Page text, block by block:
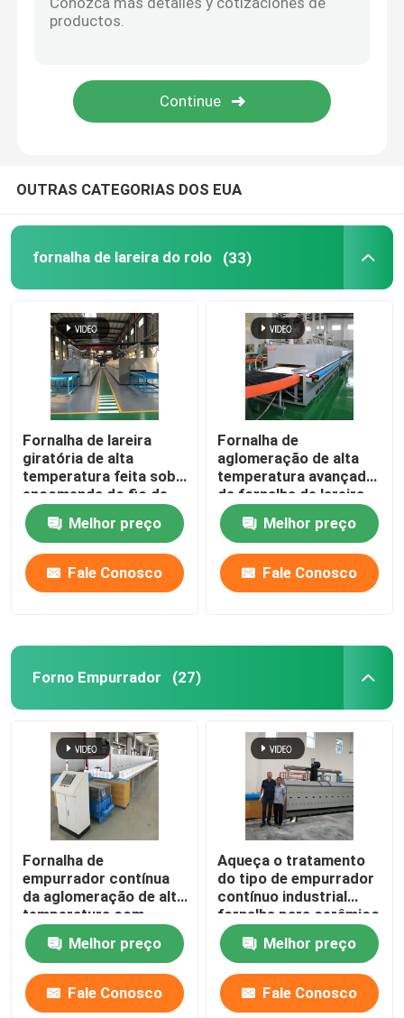
fornalha do trole
estufa da lareira do rolo
Mobília da estufa
estufa cerâmica
fornalha de aglomeração
Fornalha material do ânodo e do cátodo
Fornos de secagem
Forno de tratamento térmico
OUTRAS CATEGORIAS DOS EUA
fornalha de lareira do rolo (33)
Fornalha de lareira
giratória de alta
temperatura feita sob
encomenda do fio de
resistência para os
materiais da bateria de
lítio que aglomeram
Melhor preço
Fale Conosco
Fornalha de
aglomeração de alta
temperatura avançada
da fornalha de lareira
do rolo dos materiais
cerâmicosMelhor preço
Fale Conosco
Forno Empurrador (27)
Fornalha de
empurrador contínua
da aglomeração de alta
temperatura com
carboneto de silicone
Ros para as peças
estruturais da zircônia
da alumina
Melhor preço
Fale Conosco
Aqueça o tratamento
do tipo de empurrador
contínuo industrial
fornalha para cerâmico
Melhor preço
Fale Conosco